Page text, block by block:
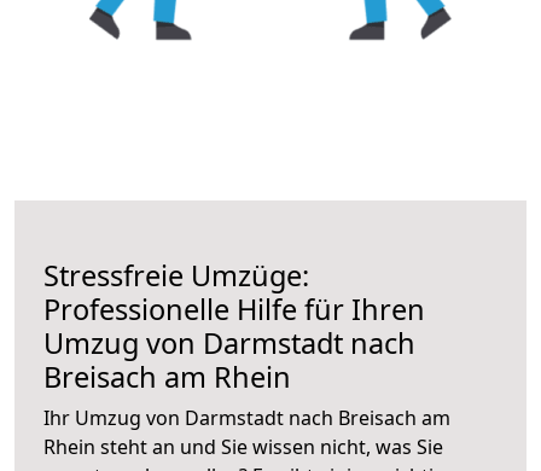
Stressfreie Umzüge:
Professionelle Hilfe für Ihren
Umzug von Darmstadt nach
Breisach am Rhein
Ihr Umzug von Darmstadt nach Breisach am
Rhein steht an und Sie wissen nicht, was Sie